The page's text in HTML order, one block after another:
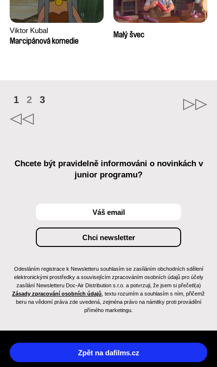
Viktor Kubal
Marcipánová komedie
Malý švec
1 2 3
Chcete být pravidelně informováni o novinkách v
junior programu?
Odesláním registrace k Newsletteru souhlasím se zasíláním obchodních sdělení
elektronickými prostředky a souvisejícím zpracováním osobních údajů pro účely
zasílání Newsletteru Doc-Air Distribution s.r.o. a potvrzuji, že jsem si přečetl(a)
Zásady zpracování osobních údajů , textu rozumím a souhlasím s ním, přičemž
beru na vědomí práva zde uvedená, zejména právo na námitky proti provádění
přímého marketingu.
Zpět na dafilms.cz